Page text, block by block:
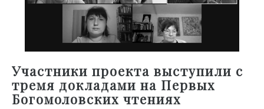
Участники проекта выступили с
тремя докладами на Первых
Богомоловских чтениях